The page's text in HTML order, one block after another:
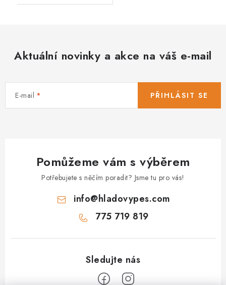
Aktuální novinky a akce na váš e-mail
E-mail PŘIHLÁSIT SE
Pomůžeme vám s výběrem
Potřebujete s něčím poradit? Jsme tu pro vás!
info@hladovypes.com
775 719 819